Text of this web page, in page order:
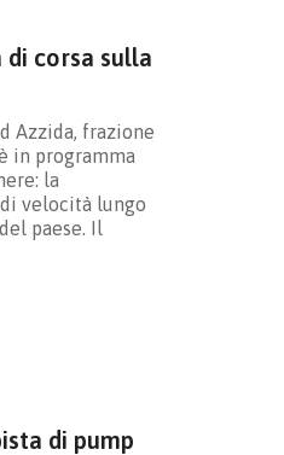
di corsa sulla
Azzida, frazione
in programma
la
velocità lungo
paese. Il
di pump